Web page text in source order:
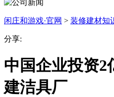
闲庄和游戏·官网 > 装修建材知
分享:
中国企业投资2
建洁具厂